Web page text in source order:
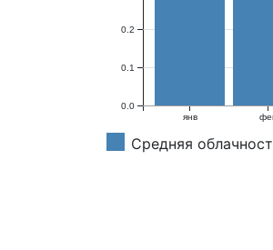
янв
0.0
0.1
0.2
Средняя